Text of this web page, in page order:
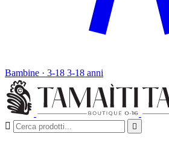
Bambine · 3-18 3-18 anni
 